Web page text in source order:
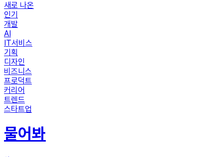
새로 나온
인기
개발
AI
IT서비스
기획
디자인
비즈니스
프로덕트
커리어
트렌드
스타트업
물어봐